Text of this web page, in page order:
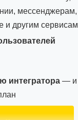
мессенджерам,
и другим сервисам
интегратора— и